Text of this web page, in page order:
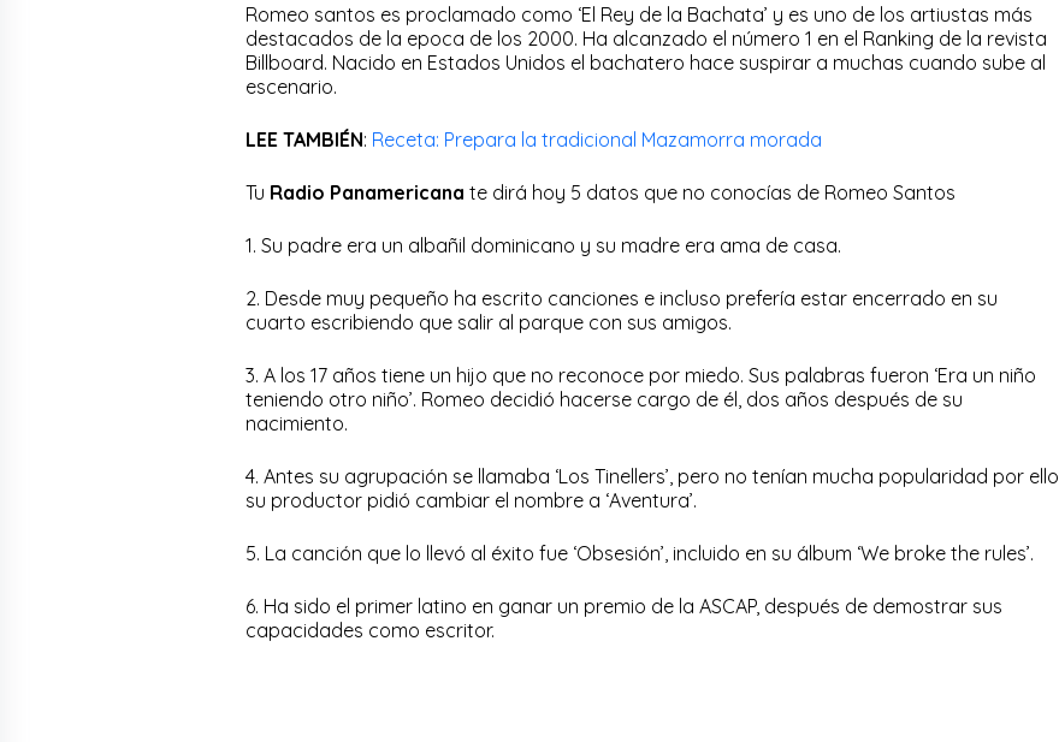
Romeo santos es proclamado como ‘El Rey de la Bachata’ y es uno de los artiustas más
destacados de la epoca de los 2000. Ha alcanzado el número 1 en el Ranking de la revista
Billboard. Nacido en Estados Unidos el bachatero hace suspirar a muchas cuando sube al
escenario.
LEE TAMBIÉN: Receta: Prepara la tradicional Mazamorra morada
Tu Radio Panamericana te dirá hoy 5 datos que no conocías de Romeo Santos
1. Su padre era un albañil dominicano y su madre era ama de casa.
2. Desde muy pequeño ha escrito canciones e incluso prefería estar encerrado en su
cuarto escribiendo que salir al parque con sus amigos.
3. A los 17 años tiene un hijo que no reconoce por miedo. Sus palabras fueron ‘Era un niño
teniendo otro niño’. Romeo decidió hacerse cargo de él, dos años después de su
nacimiento.
4. Antes su agrupación se llamaba ‘Los Tinellers’, pero no tenían mucha popularidad por ello
su productor pidió cambiar el nombre a ‘Aventura’.
5. La canción que lo llevó al éxito fue ‘Obsesión’, incluido en su álbum ‘We broke the rules’.
6. Ha sido el primer latino en ganar un premio de la ASCAP, después de demostrar sus
capacidades como escritor.